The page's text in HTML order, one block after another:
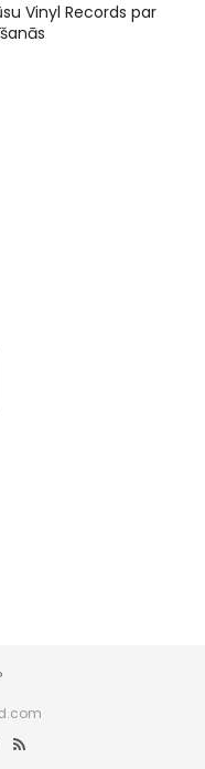
Vinyl Records par